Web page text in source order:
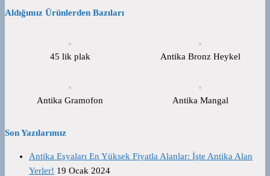
Aldığımız Ürünlerden Bazıları
45 lik plak Antika Bronz Heykel
Antika Gramofon Antika Mangal
Son Yazılarımız
Antika Eşyaları En Yüksek Fiyatla Alanlar: İşte Antika Alan
Yerler! 19 Ocak 2024